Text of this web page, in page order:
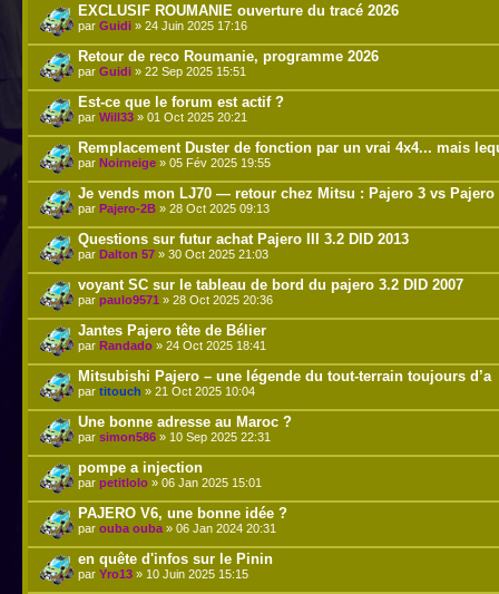
EXCLUSIF ROUMANIE ouverture du tracé 2026
par Guidi » 24 Juin 2025 17:16
Retour de reco Roumanie, programme 2026
par Guidi » 22 Sep 2025 15:51
Est-ce que le forum est actif ?
par Will33 » 01 Oct 2025 20:21
Remplacement Duster de fonction par un vrai 4x4... mais
par Noirneige » 05 Fév 2025 19:55
Je vends mon LJ70 — retour chez Mitsu : Pajero 3 vs Pajero
par Pajero-2B » 28 Oct 2025 09:13
Questions sur futur achat Pajero III 3.2 DID 2013
par Dalton 57 » 30 Oct 2025 21:03
voyant SC sur le tableau de bord du pajero 3.2 DID 2007
par paulo9571 » 28 Oct 2025 20:36
Jantes Pajero tête de Bélier
par Randado » 24 Oct 2025 18:41
Mitsubishi Pajero – une légende du tout-terrain toujours d’a
par titouch » 21 Oct 2025 10:04
Une bonne adresse au Maroc ?
par simon586 » 10 Sep 2025 22:31
pompe a injection
par petitlolo » 06 Jan 2025 15:01
PAJERO V6, une bonne idée ?
par ouba ouba » 06 Jan 2024 20:31
en quête d'infos sur le Pinin
par Yro13 » 10 Juin 2025 15:15